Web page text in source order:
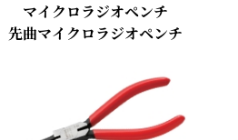
マイクロラジオペンチ
先曲マイクロラジオペンチ